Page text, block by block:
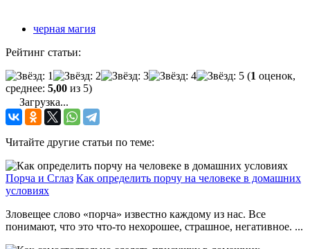
черная магия
Рейтинг статьи:
(1 оценок,
среднее: 5,00 из 5)
Загрузка...
Читайте другие статьи по теме:
Порча и Сглаз Как определить порчу на человеке в домашних
условиях
Зловещее слово «порча» известно каждому из нас. Все
понимают, что это что-то нехорошее, страшное, негативное. ...